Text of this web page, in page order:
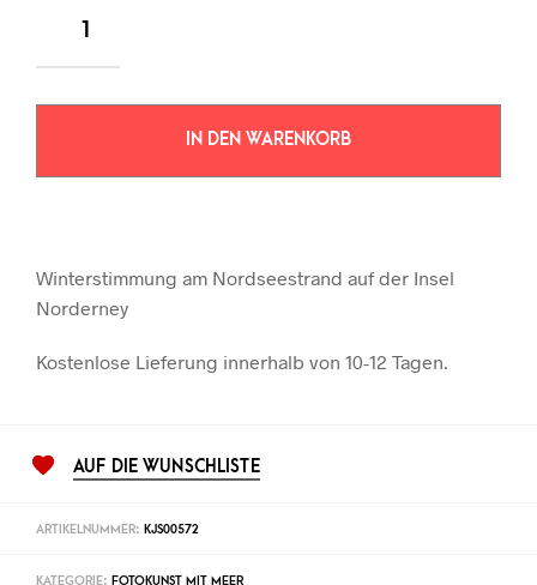
IN DEN WARENKORB
Winterstimmung am Nordseestrand auf der Insel
Norderney
Kostenlose Lieferung innerhalb von 10-12 Tagen.
AUF DIE WUNSCHLISTE
ARTIKELNUMMER: KJS00572
KATEGORIE: FOTOKUNST MIT MEER